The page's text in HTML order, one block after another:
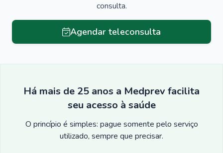
consulta.
Agendar teleconsulta
Há mais de 25 anos a Medprev facilita
seu acesso à saúde
O princípio é simples: pague somente pelo serviço
utilizado, sempre que precisar.